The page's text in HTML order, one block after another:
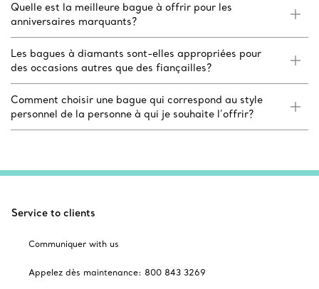
Quelle est la meilleure bague à offrir pour les
anniversaires marquants?
Les bagues à diamants sont-elles appropriées pour
des occasions autres que des fiançailles?
Comment choisir une bague qui correspond au style
personnel de la personne à qui je souhaite l’offrir?
Service to clients
Communiquer with us
Appelez dès maintenance: 800 843 3269